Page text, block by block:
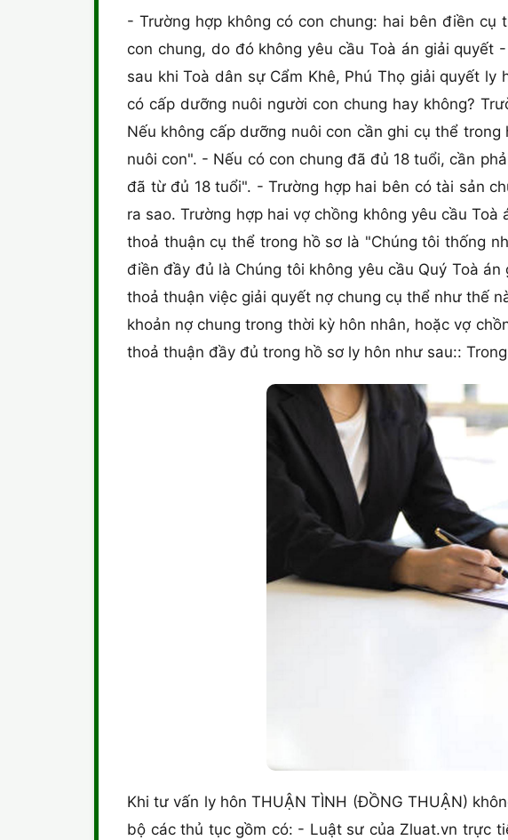
- Trường hợp không có con chung: hai bên điền cụ
con chung, do đó không yêu cầu Toà án giải quyết
sau khi Toà dân sự Cẩm Khê, Phú Thọ giải quyết
có cấp dưỡng nuôi người con chung hay không?
Nếu không cấp dưỡng nuôi con cần ghi cụ thể
nuôi con". - Nếu có con chung đã đủ 18 tuổi, cần
đã từ đủ 18 tuổi". - Trường hợp hai bên có tài sản
ra sao. Trường hợp hai vợ chồng không yêu cầu
thoả thuận cụ thể trong hồ sơ là "Chúng tôi thống
điền đầy đủ là Chúng tôi không yêu cầu Quý Toà
thoả thuận việc giải quyết nợ chung cụ thể như thế
khoản nợ chung trong thời kỳ hôn nhân, hoặc vợ
thoả thuận đầy đủ trong hồ sơ ly hôn như sau::
Khi tư vấn ly hôn THUẬN TÌNH (ĐỒNG THUẬN)
bộ các thủ tục gồm có: - Luật sư của Zluat.vn trực